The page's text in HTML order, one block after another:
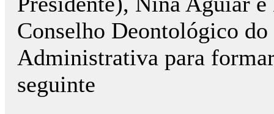
Conselho Deontológico
Administrativa para
seguinte